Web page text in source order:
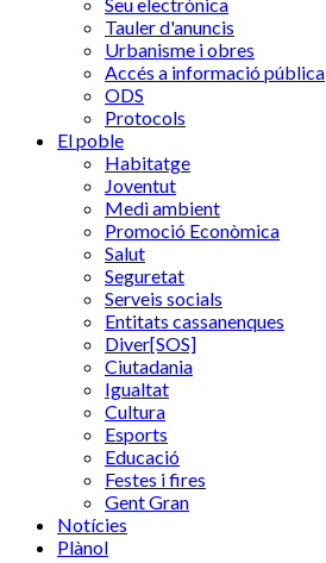
Tauler d'anuncis
Urbanisme i obres
Accés a informació pública
ODS
Protocols
El poble
Habitatge
Joventut
Medi ambient
Promoció Econòmica
Salut
Seguretat
Serveis socials
Entitats cassanenques
Diver[SOS]
Ciutadania
Igualtat
Cultura
Esports
Educació
Festes i fires
Gent Gran
Notícies
Plànol